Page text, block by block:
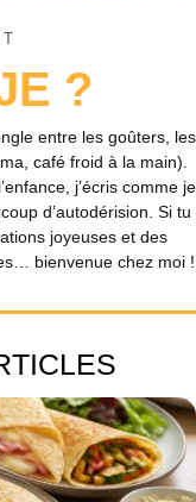
?
entre les goûters, les
café froid à la main).
j’écris comme je
d’autodérision. Si tu
joyeuses et des
bienvenue chez moi !